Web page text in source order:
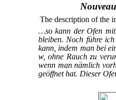
The description of the
…so kann der Ofen mit
bleiben. Noch führe
kann, indem man bei
w, ohne Rauch zu
wenn man nämlich
geöffnet hat. Dieser